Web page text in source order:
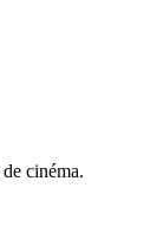
cinéma.